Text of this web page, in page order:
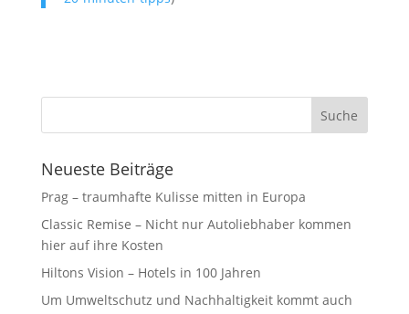
Neueste Beiträge
Prag – traumhafte Kulisse mitten in Europa
Classic Remise – Nicht nur Autoliebhaber kommen
hier auf ihre Kosten
Hiltons Vision – Hotels in 100 Jahren
Um Umweltschutz und Nachhaltigkeit kommt auch